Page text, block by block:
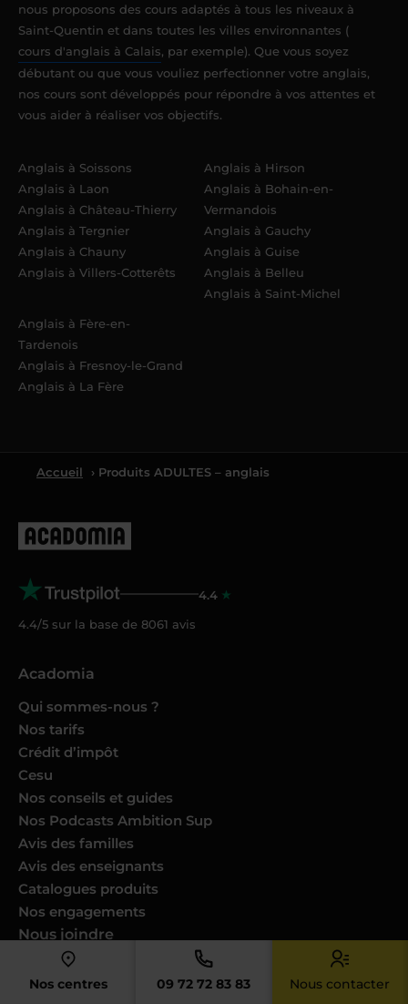
Nos centres 09 72 72 83 83 Nous contacter
nous proposons des cours adaptés à tous les niveaux à
Saint-Quentin et dans toutes les villes environnantes (
cours d'anglais à Calais, par exemple). Que vous soyez
débutant ou que vous vouliez perfectionner votre anglais,
nos cours sont développés pour répondre à vos attentes et
vous aider à réaliser vos objectifs.
Anglais à Soissons
Anglais à Laon
Anglais à Château-Thierry
Anglais à Tergnier
Anglais à Chauny
Anglais à Villers-Cotterêts
Anglais à Hirson
Anglais à Bohain-en-
Vermandois
Anglais à Gauchy
Anglais à Guise
Anglais à Belleu
Anglais à Saint-Michel
Anglais à Fère-en-
Tardenois
Anglais à Fresnoy-le-Grand
Anglais à La Fère
Accueil › Produits ADULTES – anglais
4.4
4.4/5 sur la base de 8061 avis
Acadomia
Qui sommes-nous ?
Nos tarifs
Crédit d’impôt
Cesu
Nos conseils et guides
Nos Podcasts Ambition Sup
Avis des familles
Avis des enseignants
Catalogues produits
Nos engagements
Nous joindre
Devenir enseignant
Devenir professeur musique